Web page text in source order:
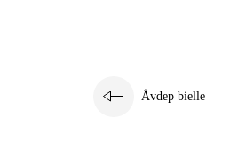
Åvdep bielle